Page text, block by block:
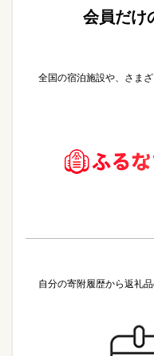
会員だけ
全国の宿泊施設や、さま
自分の寄附履歴から返礼